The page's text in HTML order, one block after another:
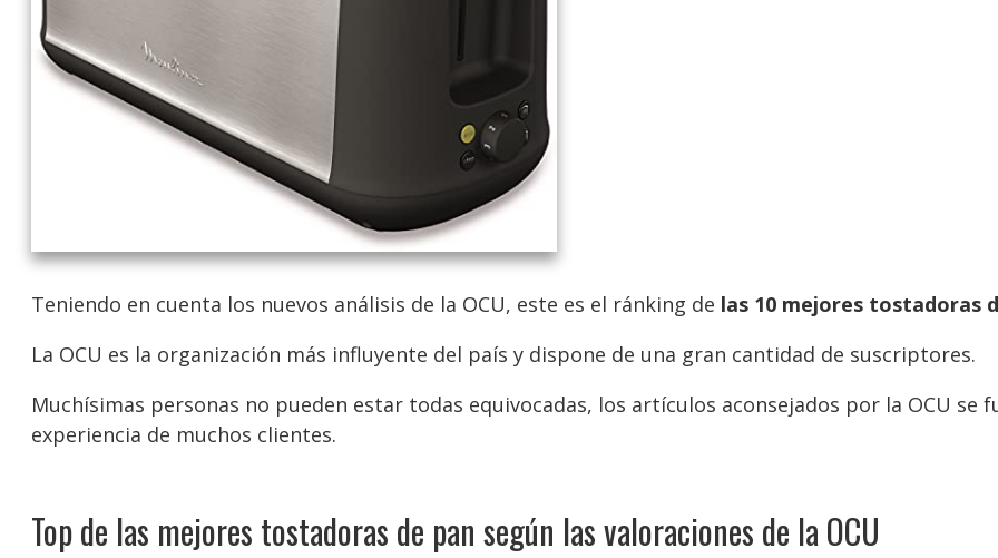
Teniendo en cuenta los nuevos análisis de la OCU, este es el ránking de las 10 mejores tostadoras
La OCU es la organización más influyente del país y dispone de una gran cantidad de suscriptores.
Muchísimas personas no pueden estar todas equivocadas, los artículos aconsejados por la OCU se
experiencia de muchos clientes.
Top de las mejores tostadoras de pan según las valoraciones de la OCU